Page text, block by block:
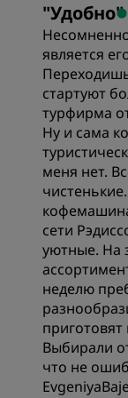
"Удобно"
является
стартуют
турфирма
Ну и сама
меня нет.
сети
уютные. На
неделю
Выбирали
что не